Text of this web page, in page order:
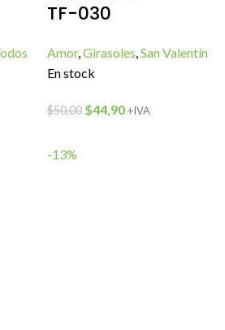
TF-030
Amor,Girasoles,San Valentín
En stock
$50,00 $44,90+IVA
-13%